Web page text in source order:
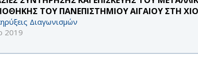
ΤΟΥ ΠΑΝΕΠΙΣΤΗΜΙΟΥ ΑΙΓΑΙΟΥ ΣΤΗ ΧΙΟ
Διαγωνισμών
2019